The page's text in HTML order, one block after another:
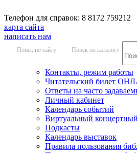
Телефон для справок: 8 8172 759212
карта сайта
написать нам
Поиск по сайту Поиск по каталогу
Контакты, режим работы
Читательский билет
Ответы на часто
Личный кабинет
Календарь событий
Виртуальный
Подкасты
Календарь выставок
Правила пользования